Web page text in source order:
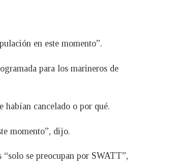
en este momento”.
para los marineros de
habían cancelado o por qué.
momento”, dijo.
se preocupan por SWATT”,